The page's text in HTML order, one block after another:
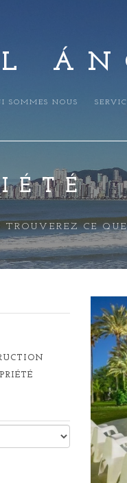
SOMMES NOUS
TROUVEREZ CE